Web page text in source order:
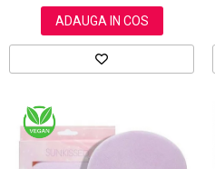
ADAUGA IN COS